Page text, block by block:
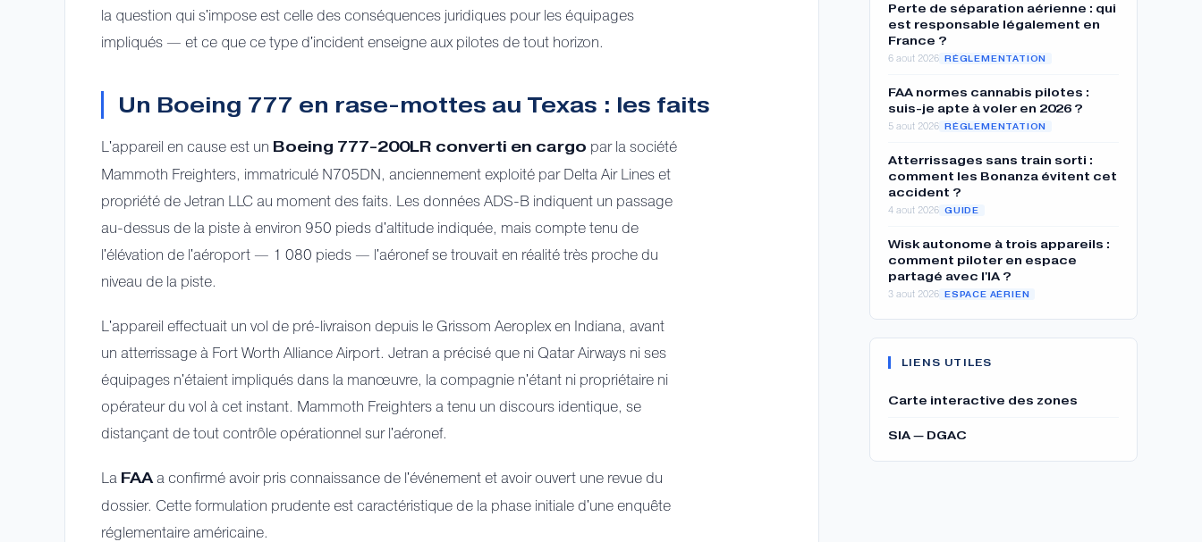
la question qui s'impose est celle des conséquences juridiques pour les équipages
impliqués — et ce que ce type d'incident enseigne aux pilotes de tout horizon.
Un Boeing 777 en rase-mottes au Texas : les faits
L'appareil en cause est un Boeing 777-200LR converti en cargo par la société
Mammoth Freighters, immatriculé N705DN, anciennement exploité par Delta Air Lines et
propriété de Jetran LLC au moment des faits. Les données ADS-B indiquent un passage
au-dessus de la piste à environ 950 pieds d'altitude indiquée, mais compte tenu de
l'élévation de l'aéroport — 1 080 pieds — l'aéronef se trouvait en réalité très proche du
niveau de la piste.
L'appareil effectuait un vol de pré-livraison depuis le Grissom Aeroplex en Indiana, avant
un atterrissage à Fort Worth Alliance Airport. Jetran a précisé que ni Qatar Airways ni ses
équipages n'étaient impliqués dans la manœuvre, la compagnie n'étant ni propriétaire ni
opérateur du vol à cet instant. Mammoth Freighters a tenu un discours identique, se
distançant de tout contrôle opérationnel sur l'aéronef.
La FAAa confirmé avoir pris connaissance de l'événement et avoir ouvert une revue du
dossier. Cette formulation prudente est caractéristique de la phase initiale d'une enquête
réglementaire américaine.
Perte de séparation aérienne : qui
est responsable légalement en
France ?
6 aout 2026 RÉGLEMENTATION
FAA normes cannabis pilotes :
suis-je apte à voler en 2026 ?
5 aout 2026 RÉGLEMENTATION
Atterrissages sans train sorti :
comment les Bonanza évitent cet
accident ?
4 aout 2026 GUIDE
Wisk autonome à trois appareils :
comment piloter en espace
partagé avec l'IA ?
3 aout 2026 ESPACE AÉRIEN
LIENS UTILES
Carte interactive des zones
SIA — DGAC